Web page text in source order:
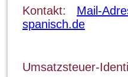
Kontakt: Mail-
spanisch.de
Umsatzsteuer-